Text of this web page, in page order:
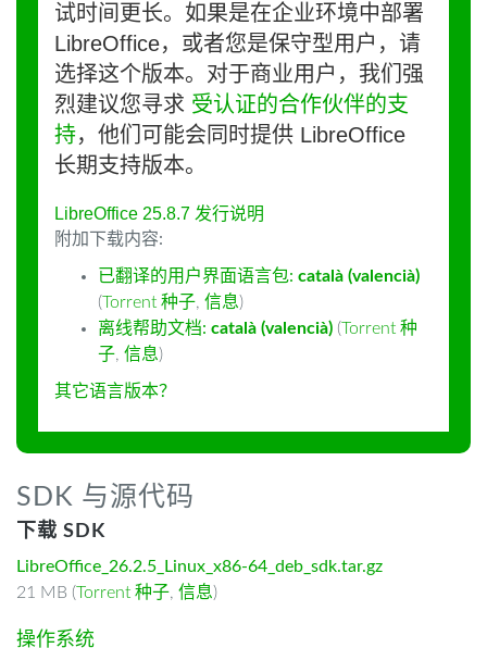
试时间更长。如果是在企业环境中部署
LibreOffice，或者您是保守型用户，请
选择这个版本。对于商业用户，我们强
烈建议您寻求 受认证的合作伙伴的支
持，他们可能会同时提供 LibreOffice
长期支持版本。
LibreOffice 25.8.7 发行说明
附加下载内容:
已翻译的用户界面语言包: català (valencià)
(Torrent 种子, 信息)
离线帮助文档: català (valencià) (Torrent 种
子, 信息)
其它语言版本？
SDK 与源代码
下载 SDK
LibreOffice_26.2.5_Linux_x86-64_deb_sdk.tar.gz
21 MB (Torrent 种子, 信息)
操作系统